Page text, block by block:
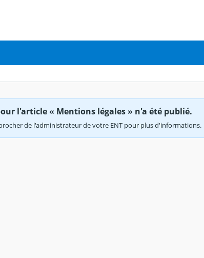
l'article « Mentions légales » n'a été publié.
de l'administrateur de votre ENT pour plus d'informations.